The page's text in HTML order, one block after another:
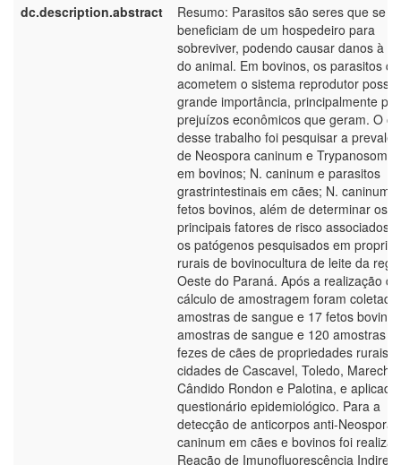
dc.description.abstract
Resumo: Parasitos são seres que se
beneficiam de um hospedeiro para
sobreviver, podendo causar danos à
do animal. Em bovinos, os parasitos
acometem o sistema reprodutor
grande importância, principalmente
prejuízos econômicos que geram. O
desse trabalho foi pesquisar a
de Neospora caninum e Trypanosoma
em bovinos; N. caninum e parasitos
grastrintestinais em cães; N. caninum
fetos bovinos, além de determinar os
principais fatores de risco associados
os patógenos pesquisados em
rurais de bovinocultura de leite da
Oeste do Paraná. Após a realização do
cálculo de amostragem foram
amostras de sangue e 17 fetos
amostras de sangue e 120 amostras
fezes de cães de propriedades rurais
cidades de Cascavel, Toledo, Marechal
Cândido Rondon e Palotina, e
questionário epidemiológico. Para a
detecção de anticorpos anti-Neospora
caninum em cães e bovinos foi
Reação de Imunofluorescência Indireta